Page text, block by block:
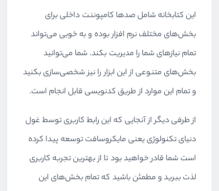
این کتابخانه شامل صدها کامپوننت‌ داخلی برای
بخش‌های مختلف نرم افزار بوده و به خوبی می‌تواند
تمام نیازهای شما را مدیریت بکند. شما می‌توانید
بخش‌های متنوعی از این ابزار را نیز شخصی‌سازی بکنید
و تمام این موارد از طریق کدنویسی قابل انجام است.
از طرفی دیگر از آنجایی که این رابط کاربری توسط غول
دنیای تکنولوژی یعنی مایکروسافت توسعه پیدا کرده
است شما قادر خواهید بود تا از بهترین تجربه کاربری
لذت ببرید و مطمئن باشید که تمام بخش‌های این